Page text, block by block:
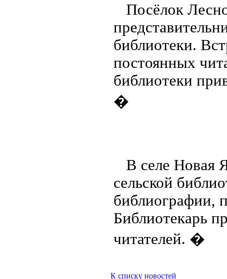
Посёлок
библиотеки.
постоянных
библиотеки
�
В селе Новая
сельской
библиографии,
Библиотекарь
читателей. �
К списку новостей